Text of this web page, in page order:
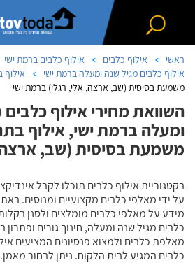
ראשי אילוף כלבים
אילוף כלבים ברמת ישי
אילוף כלבים מגיל שנה ומעלה ברמת ישי
אילוף
משמעת בסיסית (שב, ארצה, אלי, רגלי) ברמת ישי
השוואת מחירי אילוף
ומעלה ברמת ישי, אילוף
משמעת בסיסית (שב,
בקטגוריית אילוף כלבים תוכלו לקבל
על ידי מאלפי כלבים מקצועיים ומנוסים.
מידע על מאלפי כלבים מומלצים ולסנן
כלבים מגיל שנה ומעלה, חינוך גורים ופתרון
מאלפת כלבים ולמצוא פנסיונים המציעים
כלבים המגיע לבית הלקוח. ניתן לבחור מאמן